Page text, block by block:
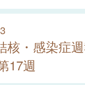
核・感染症
17週